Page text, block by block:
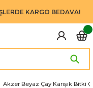
KARGO BEDAVA!
Akzer Beyaz Çay Karışık Bitki